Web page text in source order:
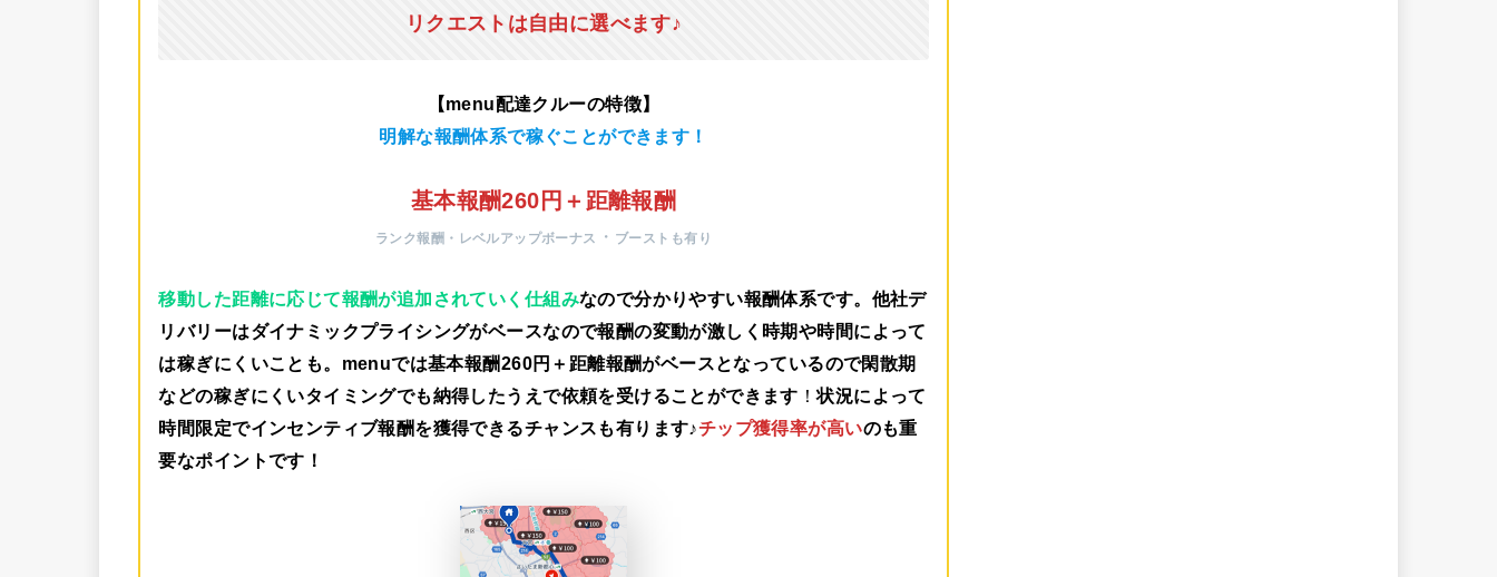
リクエストは自由に選べます♪
【menu配達クルーの特徴】
明解な報酬体系で稼ぐことができます！
基本報酬260円＋距離報酬
ランク報酬・レベルアップボーナス ・ ブーストも有り
移動した距離に応じて報酬が追加されていく仕組みなので分かりやすい報酬体系です。他社デ
リバリーはダイナミックプライシングがベースなので報酬の変動が激しく時期や時間によって
は稼ぎにくいことも。menuでは基本報酬260円＋距離報酬がベース となっているので閑散期
などの稼ぎにくいタイミングでも納得したうえで依頼を受けることができます ！状況によって
時間限定でインセンティブ報酬を獲得できるチャンスも有ります♪チップ獲得率が高いのも重
要なポイントです！